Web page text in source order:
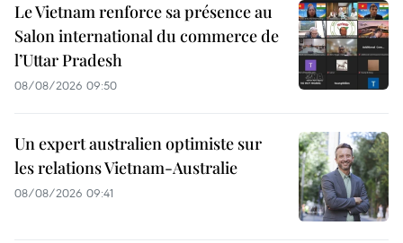
Le Vietnam renforce sa présence au
Salon international du commerce de
l’Uttar Pradesh
08/08/2026 09:50
Un expert australien optimiste sur
les relations Vietnam-Australie
08/08/2026 09:41